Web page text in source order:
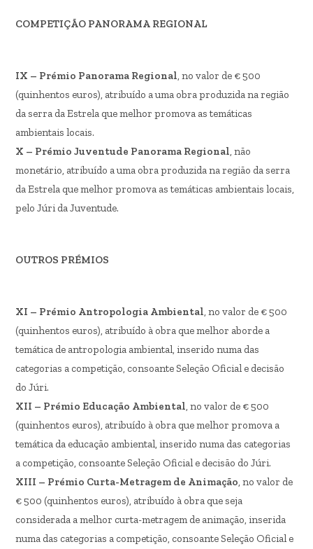
COMPETIÇÃO PANORAMA REGIONAL
IX – Prémio Panorama Regional, no valor de € 500
(quinhentos euros), atribuído a uma obra produzida na região
da serra da Estrela que melhor promova as temáticas
ambientais locais.
X – Prémio Juventude Panorama Regional, não
monetário, atribuído a uma obra produzida na região da serra
da Estrela que melhor promova as temáticas ambientais locais,
pelo Júri da Juventude.
OUTROS PRÉMIOS
XI – Prémio Antropologia Ambiental, no valor de € 500
(quinhentos euros), atribuído à obra que melhor aborde a
temática de antropologia ambiental, inserido numa das
categorias a competição, consoante Seleção Oficial e decisão
do Júri.
XII – Prémio Educação Ambiental, no valor de € 500
(quinhentos euros), atribuído à obra que melhor promova a
temática da educação ambiental, inserido numa das categorias
a competição, consoante Seleção Oficial e decisão do Júri.
XIII – Prémio Curta-Metragem de Animação, no valor de
€ 500 (quinhentos euros), atribuído à obra que seja
considerada a melhor curta-metragem de animação, inserida
numa das categorias a competição, consoante Seleção Oficial e